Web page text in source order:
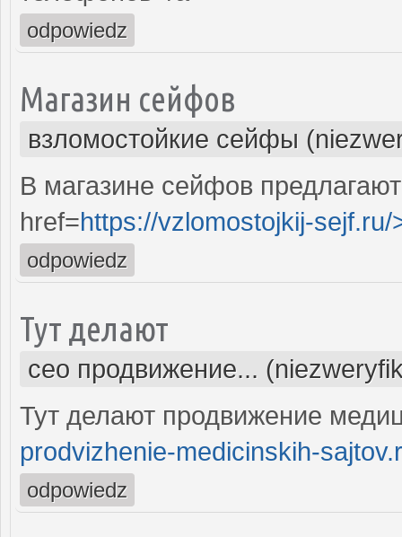
odpowiedz
Магазин сейфов
взломостойкие сейфы
В магазине сейфов
href=https://vzlomostojkij-sejf.ru/
odpowiedz
Тут делают
сео продвижение...
Тут делают продвижение
prodvizhenie-medicinskih-
odpowiedz